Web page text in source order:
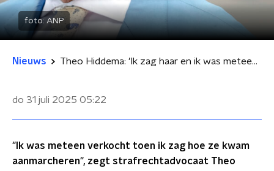
foto: ANP
Nieuws Theo Hiddema: 'Ik zag haar en ik was meteen verkocht'
do 31 juli 2025 05:22
"Ik was meteen verkocht toen ik zag hoe ze kwam
aanmarcheren", zegt strafrechtadvocaat Theo